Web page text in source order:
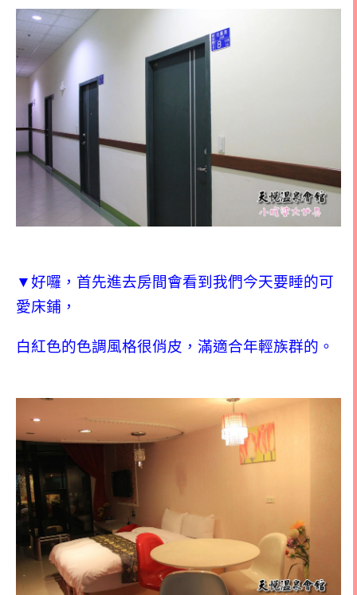
▼好囉，首先進去房間會看到我們今天要睡的可
愛床鋪，
白紅色的色調風格很俏皮，滿適合年輕族群的。